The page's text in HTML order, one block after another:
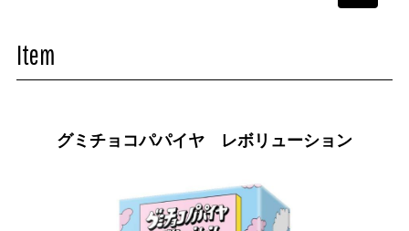
Item
グミチョコパパイヤ レボリューション